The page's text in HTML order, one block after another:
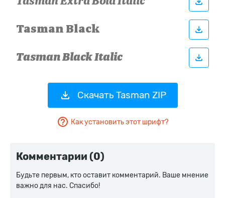
Скачать Tasman ZIP
Как установить этот шрифт?
Комментарии (0)
Будьте первым, кто оставит комментарий. Ваше мнение
важно для нас. Спасибо!